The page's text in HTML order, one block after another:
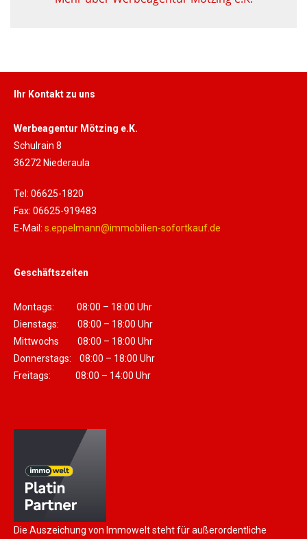
Ihr Kontakt zu uns
Werbeagentur Mötzing e.K.
Schulrain 8
36272 Niederaula
Tel: 06625-1820
Fax: 06625-919483
E-Mail: s.eppelmann@immobilien-sofortkauf.de
Geschäftszeiten
Montags: 08:00 – 18:00 Uhr
Dienstags: 08:00 – 18:00 Uhr
Mittwochs 08:00 – 18:00 Uhr
Donnerstags: 08:00 – 18:00 Uhr
Freitags: 08:00 – 14:00 Uhr
Die Auszeichung von Immowelt steht für außerordentliche